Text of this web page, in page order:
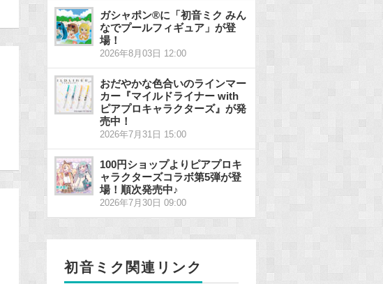
ガシャポン®に「初音ミク みん
なでプールフィギュア」が登
場！
2026年8月03日 12:00
おだやかな色合いのラインマー
カー『マイルドライナー with
ピアプロキャラクターズ』が発
売中！
2026年7月31日 15:00
100円ショップよりピアプロキ
ャラクターズコラボ第5弾が登
場！順次発売中♪
2026年7月30日 09:00
初音ミク関連リンク